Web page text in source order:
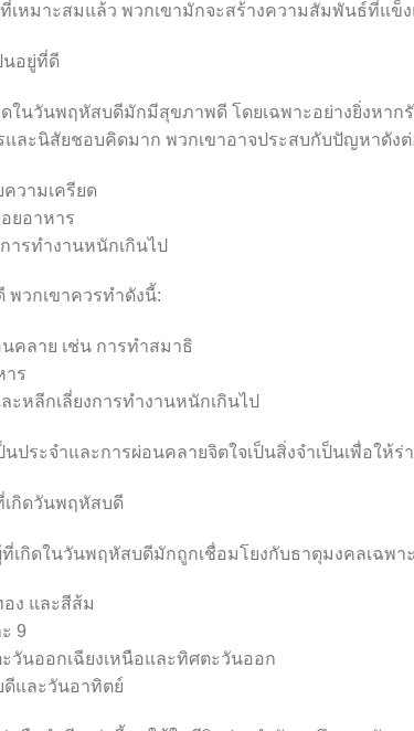
เหมาะสมแล้ว พวกเขามักจะสร้างความสัมพันธ์ที่แข็
นอยู่ที่ดี
ดในวันพฤหัสบดีมักมีสุขภาพดี โดยเฉพาะอย่างยิ่งหาก
ละนิสัยชอบคิดมาก พวกเขาอาจประสบกับปัญหาดังต่
วามเครียด
ยอาหาร
ารทำงานหนักเกินไป
พวกเขาควรทำดังนี้:
คลาย เช่น การทำสมาธิ
าร
ะหลีกเลี่ยงการทำงานหนักเกินไป
นประจำและการผ่อนคลายจิตใจเป็นสิ่งจำเป็นเพื่อให้
กิดวันพฤหัสบดี
เกิดในวันพฤหัสบดีมักถูกเชื่อมโยงกับธาตุมงคลเฉพา
ง และสีส้ม
9
วันออกเฉียงเหนือและทิศตะวันออก
และวันอาทิตย์